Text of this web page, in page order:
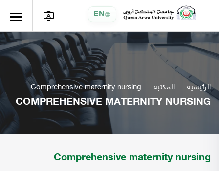
EN
الرئيسية المكتبة Comprehensive maternity nursing
COMPREHENSIVE MATERNITY NURSING
Comprehensive maternity nursing